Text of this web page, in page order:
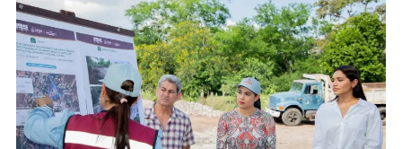
Anuncia
Pago
De
Retroactivo